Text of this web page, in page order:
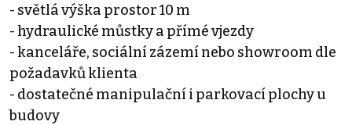
- světlá výška prostor 10 m
- hydraulické můstky a přímé vjezdy
- kanceláře, sociální zázemí nebo showroom dle
požadavků klienta
- dostatečné manipulační i parkovací plochy u
budovy